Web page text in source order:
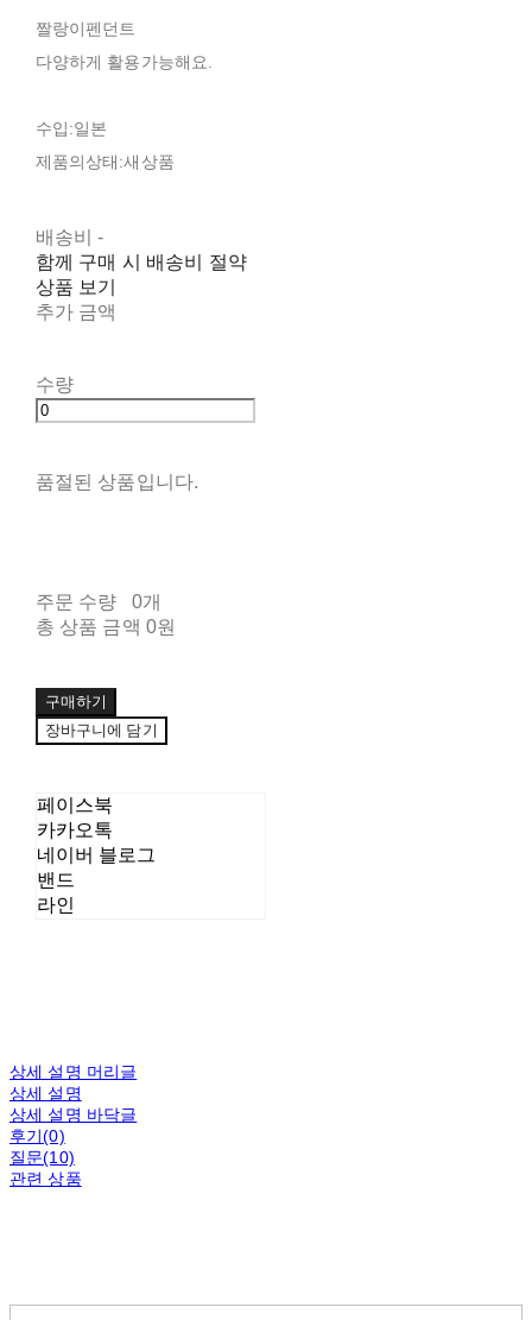
짤랑이펜던트
다양하게 활용가능해요.
수입:일본
제품의상태:새상품
배송비-
함께 구매 시 배송비 절약
상품 보기
추가 금액
수량
품절된 상품입니다.
주문 수량
0개
총 상품 금액 0원
구매하기
장바구니에 담기
페이스북
카카오톡
네이버 블로그
밴드
라인
상세 설명 머리글
상세 설명
상세 설명 바닥글
후기(0)
질문(10)
관련 상품